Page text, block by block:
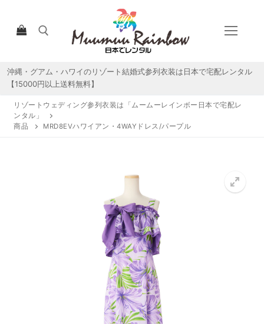
ツ
検索:
沖縄・グアム・ハワイのリゾート結婚式参列衣装は日本で宅配レンタル
【15000円以上送料無料】
HOME
宅配レンタルについて
宅配レンタル商品一覧
来店試着
お客様の声
お問い合わせ
リゾートウェディング参列衣装は「ムームーレインボー日本で宅配レ
ンタル」
商品
MRD8EVハワイアン・4WAYドレス/パープル